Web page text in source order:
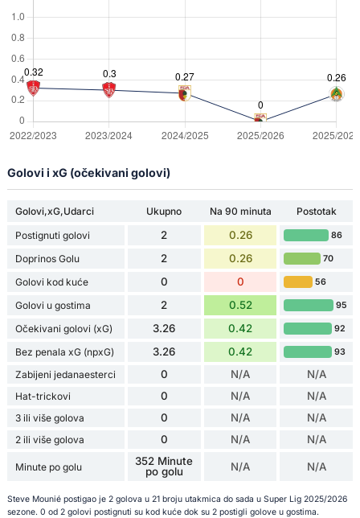
Golovi i xG (očekivani golovi)
Golovi,xG,Udarci Ukupno Na 90 minuta
Postotak
Postignuti golovi
2 0.26 86
Doprinos Golu 2 0.26 70
Golovi kod kuće 0 0 56
Golovi u gostima 2 0.52 95
Očekivani golovi (xG) 3.26 0.42 92
Bez penala xG (npxG) 3.26 0.42 93
Zabijeni jedanaesterci 0 N/A N/A
Hat-trickovi 0 N/A N/A
3 ili više golova 0 N/A N/A
2 ili više golova 0 N/A N/A
Minute po golu
352 Minute
po golu
N/A N/A
Steve Mounié postigao je 2 golova u 21 broju utakmica do sada u Super Lig 2025/2026
sezone. 0 od 2 golovi postignuti su kod kuće dok su 2 postigli golove u gostima.